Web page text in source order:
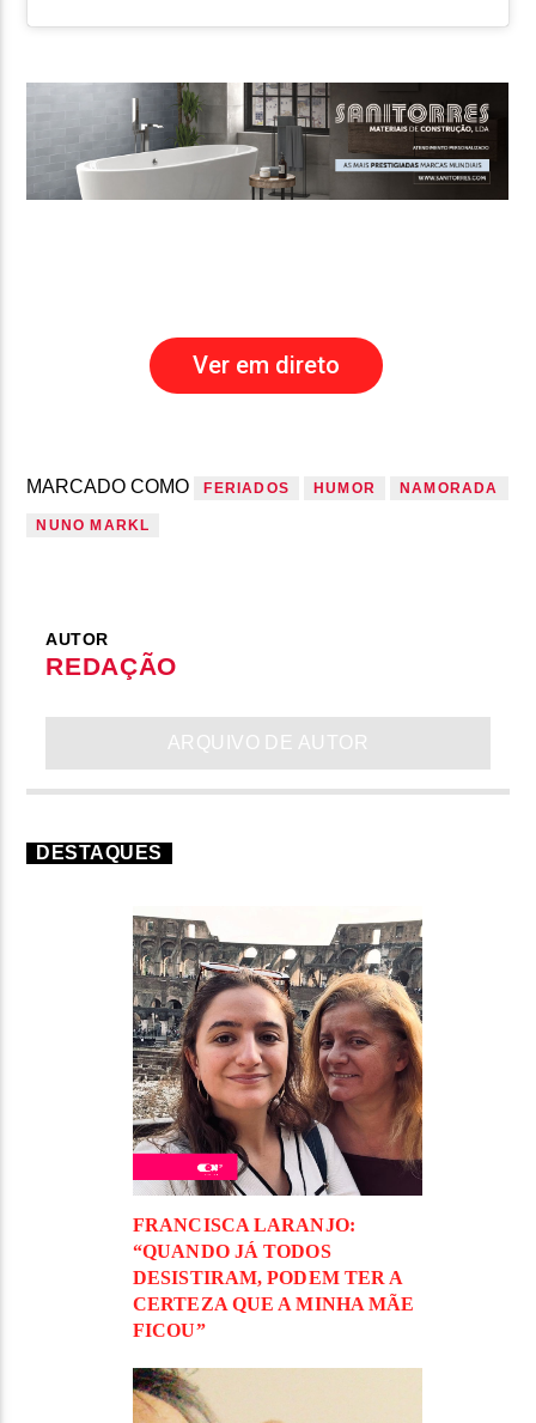
Ver em direto
MARCADO COMO FERIADOS HUMOR NAMORADA
NUNO MARKL
AUTOR
REDAÇÃO
ARQUIVO DE AUTOR
DESTAQUES
FRANCISCA LARANJO:
“QUANDO JÁ TODOS
DESISTIRAM, PODEM TER A
CERTEZA QUE A MINHA MÃE
FICOU”